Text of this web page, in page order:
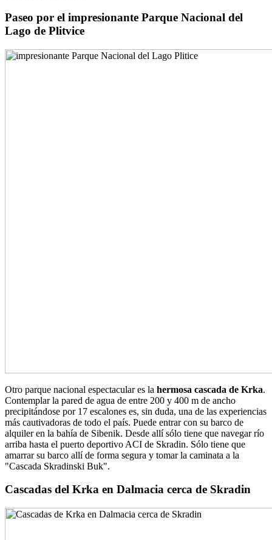
Paseo por el impresionante Parque Nacional del
Lago de Plitvice
Otro parque nacional espectacular es la hermosa cascada de Krka.
Contemplar la pared de agua de entre 200 y 400 m de ancho
precipitándose por 17 escalones es, sin duda, una de las experiencias
más cautivadoras de todo el país. Puede entrar con su barco de
alquiler en la bahía de Sibenik. Desde allí sólo tiene que navegar río
arriba hasta el puerto deportivo ACI de Skradin. Sólo tiene que
amarrar su barco allí de forma segura y tomar la caminata a la
"Cascada Skradinski Buk".
Cascadas del Krka en Dalmacia cerca de Skradin